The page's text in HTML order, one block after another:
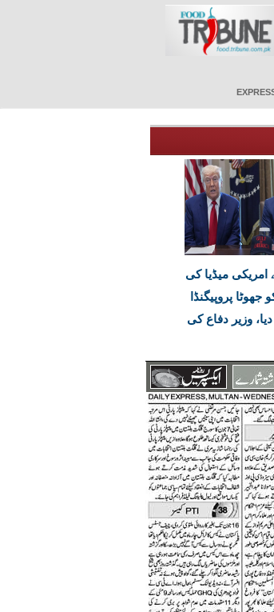
امریکی میڈیا کی
جھوٹا پروپیگنڈا
وزیر دفاع کی